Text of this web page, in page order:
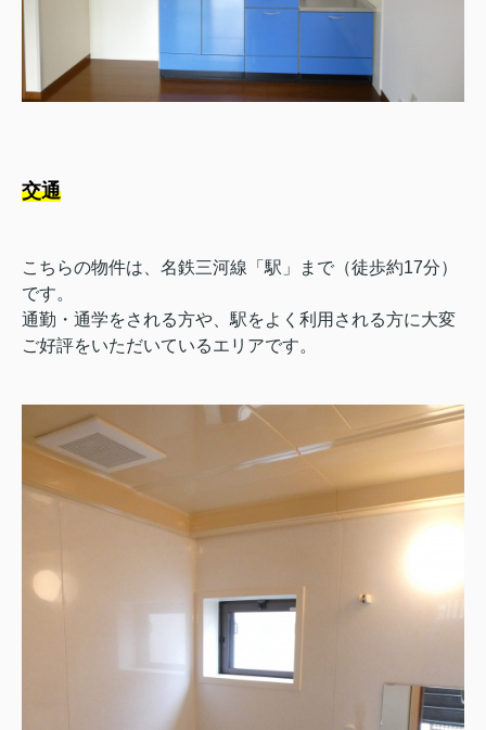
交通
こちらの物件は、名鉄三河線「駅」まで（徒歩約17分）
です。
通勤・通学をされる方や、駅をよく利用される方に大変
ご好評をいただいているエリアです。